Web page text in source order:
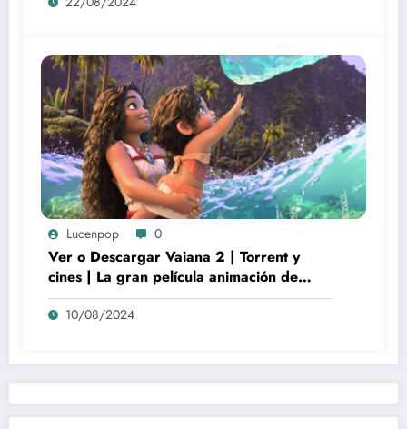
Lucenpop 0
Ver o Descargar Vaiana 2 | Torrent y
cines | La gran película animación de
culto Disney | *****
10/08/2024